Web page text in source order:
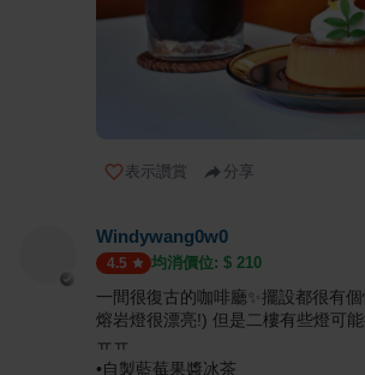
表示讚賞 分享
Windywang0w0
4.5 均消價位: $ 210
一間很復古的咖啡廳✨擺設都很有
熔岩燈很漂亮!) 但是二樓有些燈可
ㅠㅠ
•自製藍莓果醬冰茶